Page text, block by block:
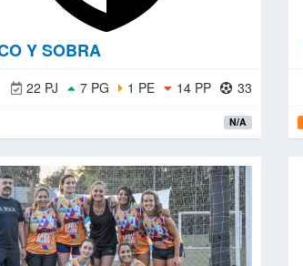
Y SOBRA
33
14 PP
1 PE
7 PG
22 PJ
N/A